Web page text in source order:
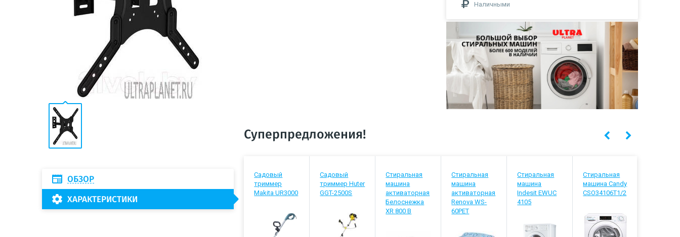
ОБЗОР
ХАРАКТЕРИСТИКИ
Наличными
Суперпредложения!
Садовый
триммер
Makita UR3000
Садовый
триммер Huter
GGT-2500S
Стиральная
машина
активаторная
Белоснежка
XR 800 B
Стиральная
машина
активаторная
Renova WS-
60PET
Стиральная
машина
Indesit EWUC
4105
Стиральная
машина Candy
CSO34106T1/2